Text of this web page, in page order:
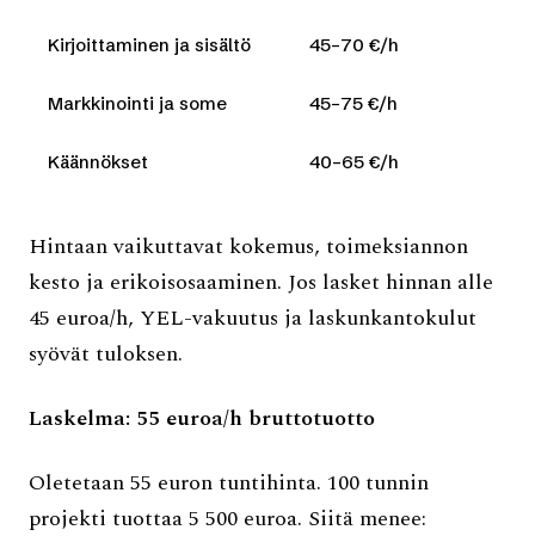
Kirjoittaminen ja sisältö 45–70 €/h
Markkinointi ja some 45–75 €/h
Käännökset 40–65 €/h
Hintaan vaikuttavat kokemus, toimeksiannon
kesto ja erikoisosaaminen. Jos lasket hinnan alle
45 euroa/h, YEL-vakuutus ja laskunkantokulut
syövät tuloksen.
Laskelma: 55 euroa/h bruttotuotto
Oletetaan 55 euron tuntihinta. 100 tunnin
projekti tuottaa 5 500 euroa. Siitä menee: